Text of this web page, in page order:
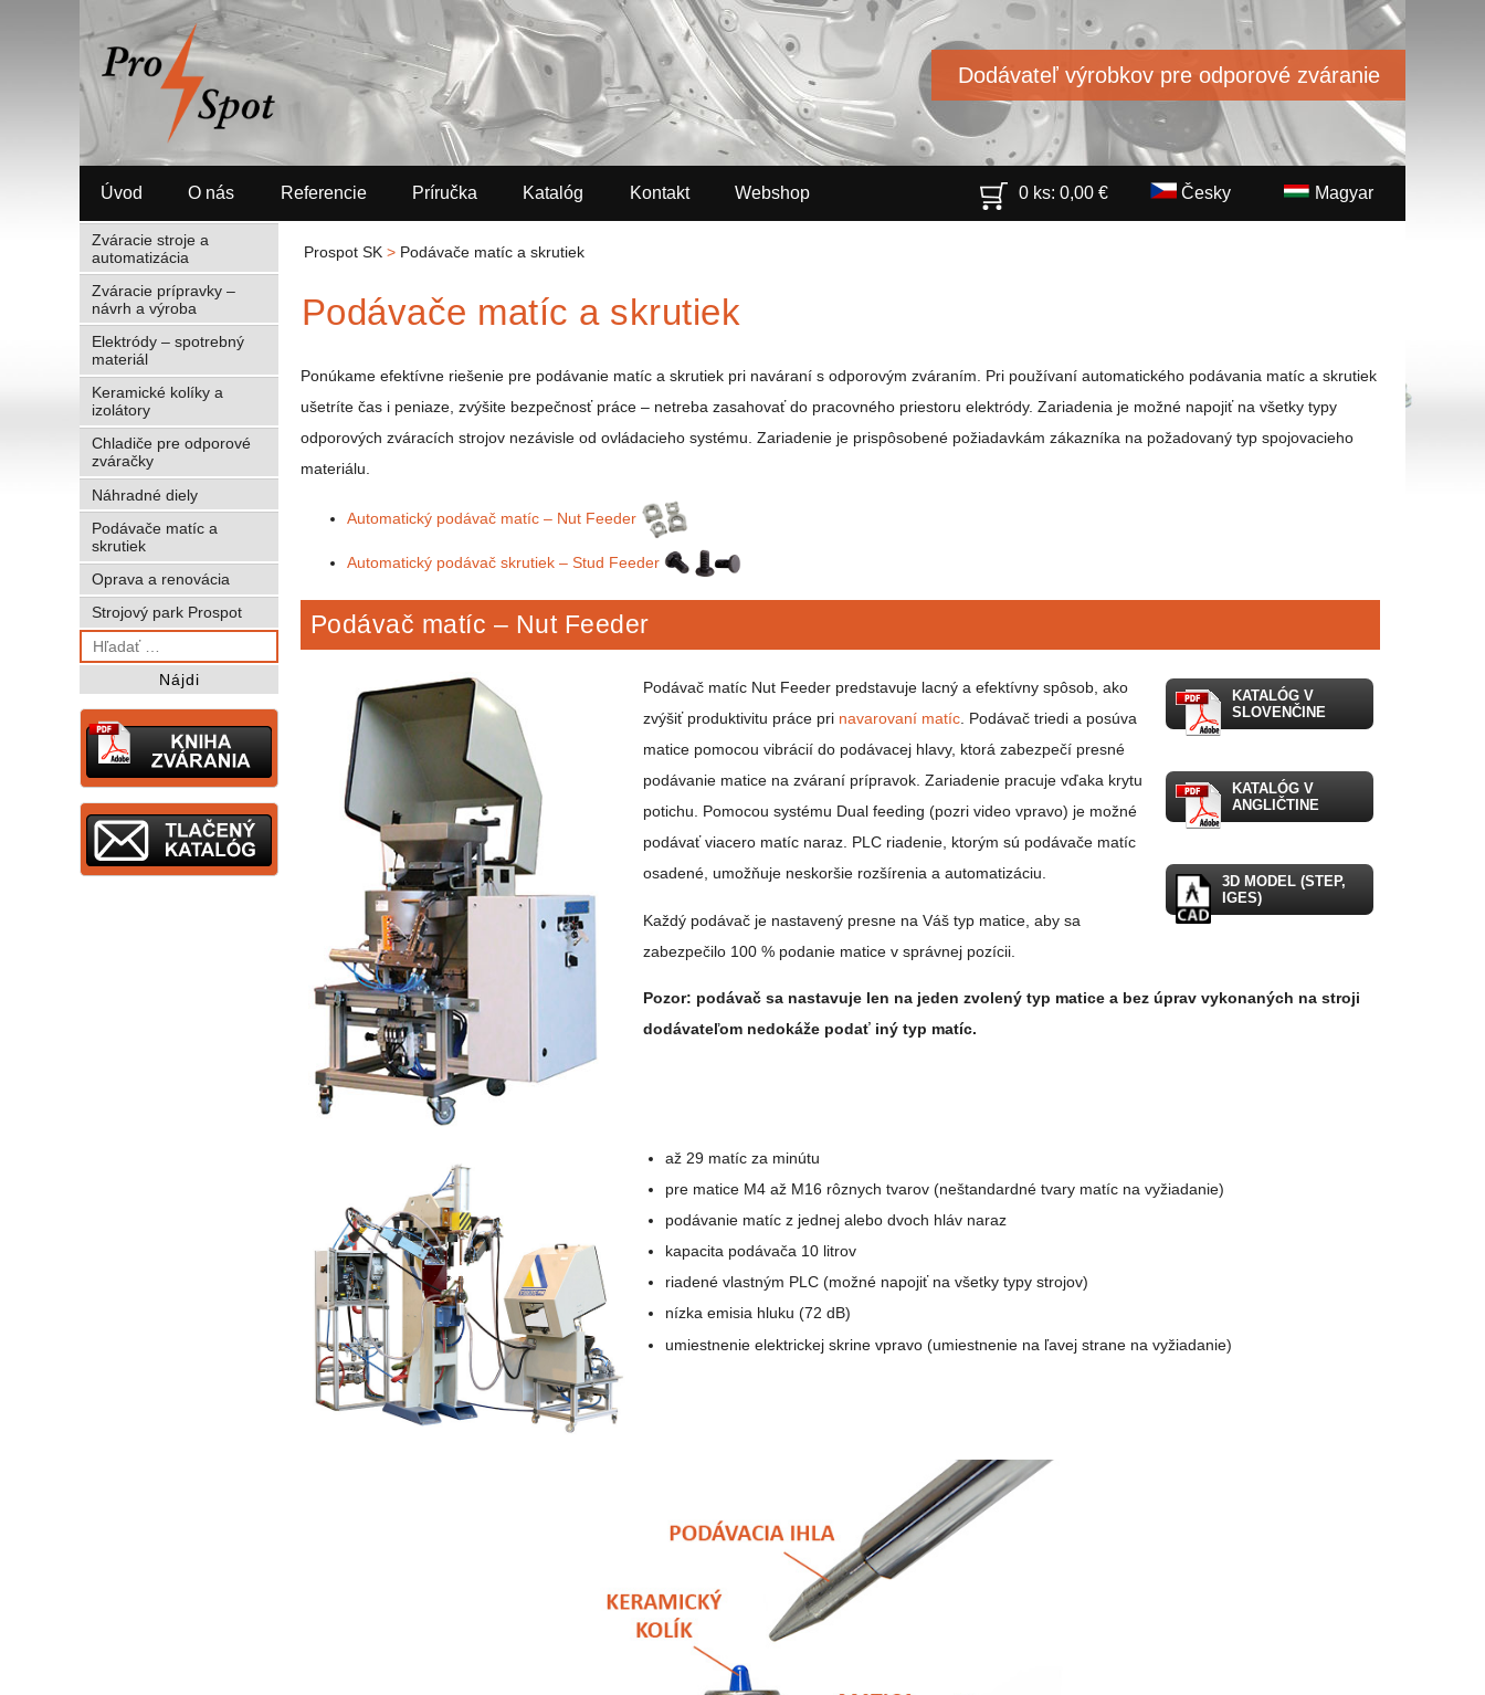
Dodávateľ výrobkov pre odporové zváranie
Úvod O nás Referencie Príručka Katalóg Kontakt Webshop Magyar
Česky
0 ks:0,00€
Prospot SK > Podávače matíc a skrutiek
Podávače matíc a skrutiek
Ponúkame efektívne riešenie pre podávanie matíc a skrutiek pri naváraní s odporovým zváraním. Pri používaní automatického podávania matíc a skrutiek
ušetríte čas i peniaze, zvýšite bezpečnosť práce – netreba zasahovať do pracovného priestoru elektródy. Zariadenia je možné napojiť na všetky typy
odporových zváracích strojov nezávisle od ovládacieho systému. Zariadenie je prispôsobené požiadavkám zákazníka na požadovaný typ spojovacieho
materiálu.
Automatický podávač matíc – Nut Feeder
Automatický podávač skrutiek – Stud Feeder
Podávač matíc – Nut Feeder
KATALÓG V
SLOVENČINE
KATALÓG V
ANGLIČTINE
3D MODEL (STEP,
IGES)
Podávač matíc Nut Feeder predstavuje lacný a efektívny spôsob, ako
zvýšiť produktivitu práce pri navarovaní matíc. Podávač triedi a posúva
matice pomocou vibrácií do podávacej hlavy, ktorá zabezpečí presné
podávanie matice na zváraní prípravok. Zariadenie pracuje vďaka krytu
potichu. Pomocou systému Dual feeding (pozri video vpravo) je možné
podávať viacero matíc naraz. PLC riadenie, ktorým sú podávače matíc
osadené, umožňuje neskoršie rozšírenia a automatizáciu.
Každý podávač je nastavený presne na Váš typ matice, aby sa
zabezpečilo 100 % podanie matice v správnej pozícii.
Pozor: podávač sa nastavuje len na jeden zvolený typ matice a bez úprav vykonaných na stroji
dodávateľom nedokáže podať iný typ matíc.
až 29 matíc za minútu
pre matice M4 až M16 rôznych tvarov (neštandardné tvary matíc na vyžiadanie)
podávanie matíc z jednej alebo dvoch hláv naraz
kapacita podávača 10 litrov
riadené vlastným PLC (možné napojiť na všetky typy strojov)
nízka emisia hluku (72 dB)
umiestnenie elektrickej skrine vpravo (umiestnenie na ľavej strane na vyžiadanie)
Zváracie stroje a
automatizácia
Zváracie prípravky –
návrh a výroba
Elektródy – spotrebný
materiál
Keramické kolíky a
izolátory
Chladiče pre odporové
zváračky
Náhradné diely
Podávače matíc a
skrutiek
Oprava a renovácia
Strojový park Prospot
Hľadať: